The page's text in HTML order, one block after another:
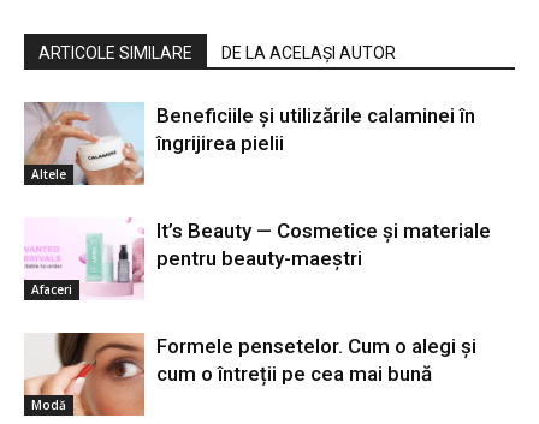
ARTICOLE SIMILARE DE LA ACELAȘI AUTOR
Altele
Beneficiile și utilizările calaminei în
îngrijirea pielii
Afaceri
It’s Beauty — Cosmetice și materiale
pentru beauty-maeștri
Modă
Formele pensetelor. Cum o alegi și
cum o întreții pe cea mai bună